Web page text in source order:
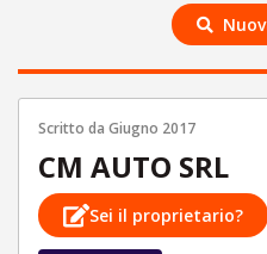
Scritto da Giugno 2017
CM AUTO SRL
Sei il proprietario?